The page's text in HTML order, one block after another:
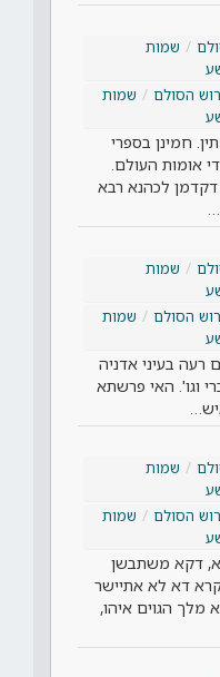
שמות
הסולם
שמות
חמינן בספרי
אומות העולם.
דקדמן לכהנא רבא
שמות
הסולם
שמות
בעיני אדניה
וגו'. האי פרשתא
שמות
הסולם
שמות
דקא משתבשן
דא לא אתיישר
מלך הגוים איהו,